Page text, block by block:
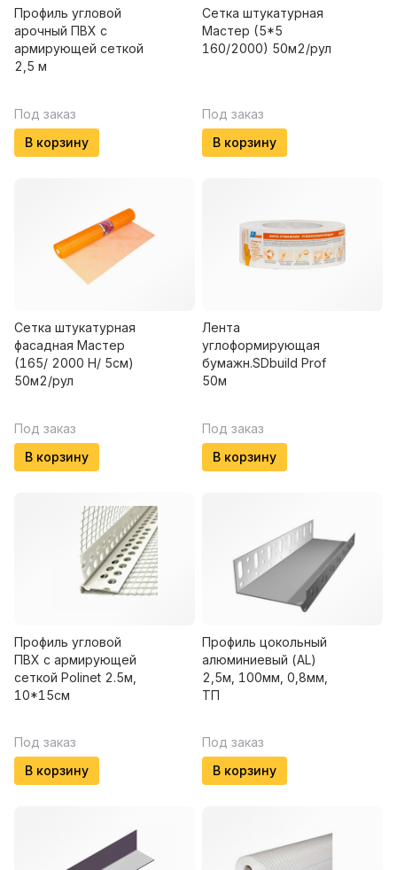
Профиль угловой
арочный ПВХ с
армирующей сеткой
2,5 м
Под заказ
В корзину
Сетка штукатурная
Мастер (5*5
160/2000) 50м2/рул
Под заказ
В корзину
Сетка штукатурная
фасадная Мастер
(165/ 2000 Н/ 5см)
50м2/рул
Под заказ
В корзину
Лента
углоформирующая
бумажн.SDbuild Prof
50м
Под заказ
В корзину
Профиль угловой
ПВХ с армирующей
сеткой Polinet 2.5м,
10*15см
Под заказ
В корзину
Профиль цокольный
алюминиевый (AL)
2,5м, 100мм, 0,8мм,
ТП
Под заказ
В корзину